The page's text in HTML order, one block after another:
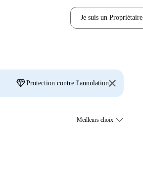
Je suis un Propriétaire
diamondProtection contre l'annulation